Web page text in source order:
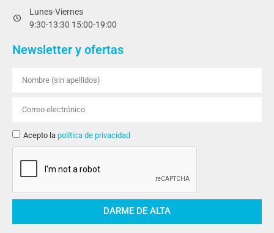
Lunes-Viernes
9:30-13:30 15:00-19:00
Newsletter y ofertas
Acepto la política de privacidad
DARME DE ALTA